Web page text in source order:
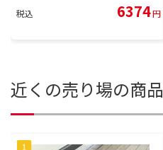
税込 6374円
近くの売り場の商品